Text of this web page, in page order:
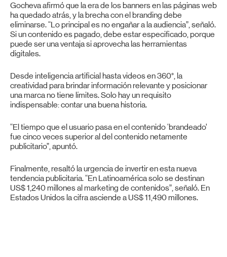
Gocheva afirmó que la era de los banners en las páginas web
ha quedado atrás, y la brecha con el branding debe
eliminarse. “Lo principal es no engañar a la audiencia”, señaló.
Si un contenido es pagado, debe estar especificado, porque
puede ser una ventaja si aprovecha las herramientas
digitales.
Desde inteligencia artificial hasta videos en 360°, la
creatividad para brindar información relevante y posicionar
una marca no tiene límites. Solo hay un requisito
indispensable: contar una buena historia.
“El tiempo que el usuario pasa en el contenido ‘brandeado’
fue cinco veces superior al del contenido netamente
publicitario”, apuntó.
Finalmente, resaltó la urgencia de invertir en esta nueva
tendencia publicitaria. “En Latinoamérica solo se destinan
US$ 1,240 millones al marketing de contenidos”, señaló. En
Estados Unidos la cifra asciende a US$ 11,490 millones.